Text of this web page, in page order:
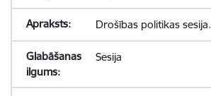
Drošības politikas sesija.
Sesija